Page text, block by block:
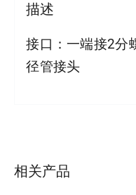
描述
接口：一端接2分
径管接头
相关产品